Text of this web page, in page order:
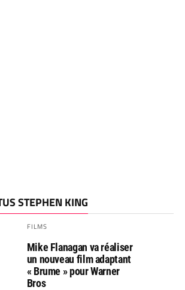
STEPHEN KING
FILMS
Mike Flanagan va réaliser
un nouveau film adaptant
« Brume » pour Warner
Bros